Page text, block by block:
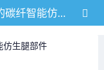
达瑞电子：公司为客户送样的碳纤智能仿生腿部件
仿生腿部件